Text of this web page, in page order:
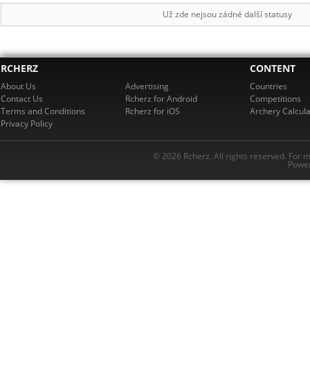
Už zde nejsou zádné další statusy
RCHERZ
About Us
Contact Us
Terms and Conditions
Privacy Policy
Advertising
Rcherz for Android
Rcherz for iOS
CONTENT
Countries
Competitions
Archery
© 2026 Rcherz. All rights reserved. For